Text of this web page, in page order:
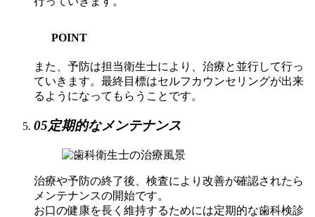
POINT
また、予防は担当衛生士により、治療と並行して行っ
ていきます。最終目標はセルフカウンセリングが出来
るようになってもらうことです。
05定期的なメンテナンス
治療や予防の終了後、検査により改善が確認されたら
メンテナンスの開始です。
お口の健康を長く維持するためには定期的な歯科検診